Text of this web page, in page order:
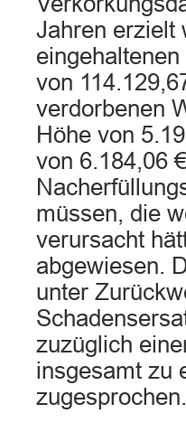
Jahren erzielt
von
verdorbenen
Höhe von
von 6.184,06
müssen, die
verursacht
abgewiesen.
unter
zuzüglich
insgesamt zu
zugesprochen.